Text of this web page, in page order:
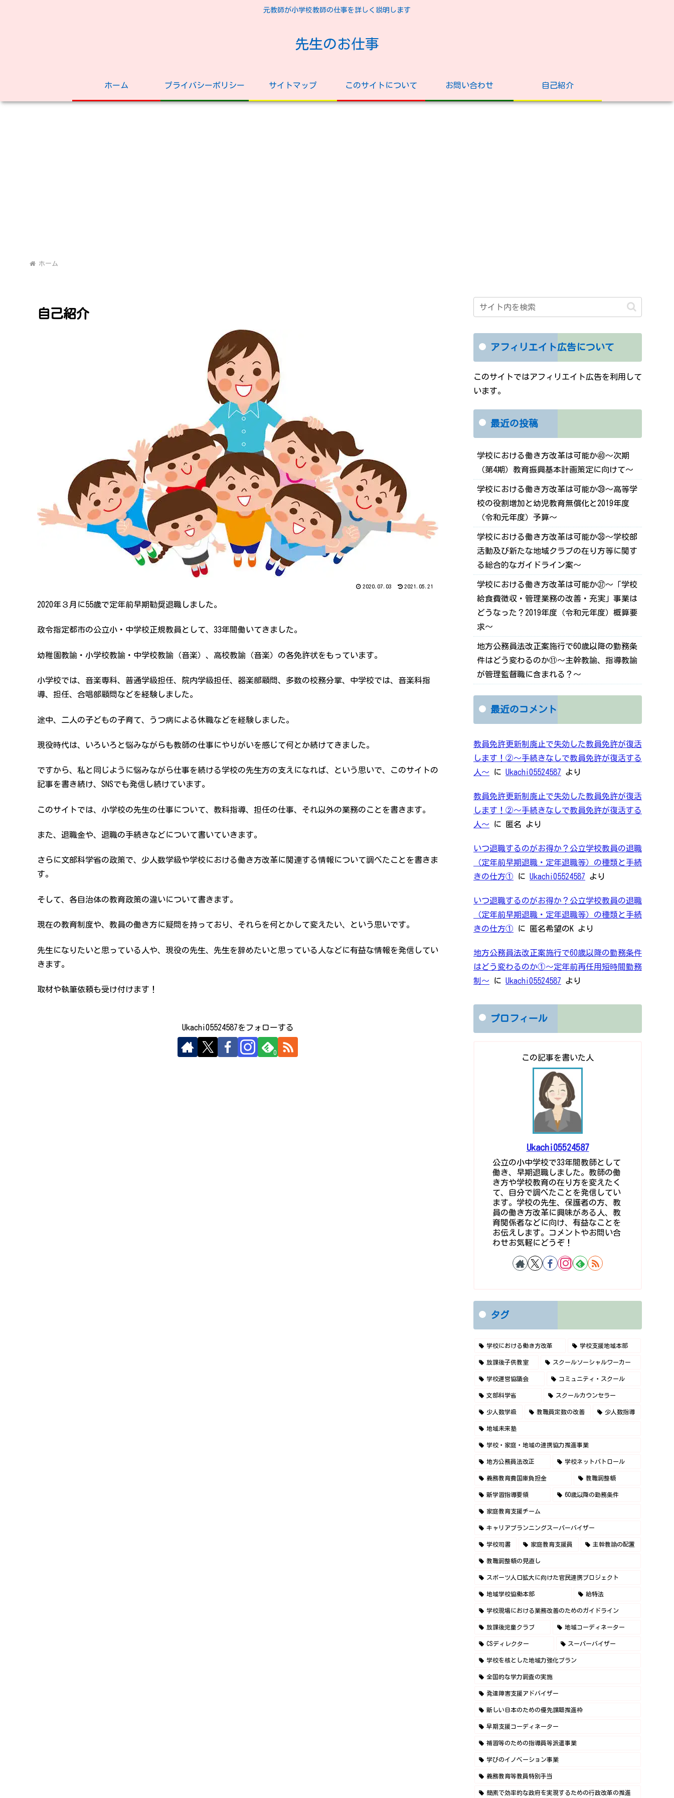
元教師が小学校教師の仕事を詳しく説明します
先生のお仕事
ホーム プライバシーポリシー サイトマップ このサイトについて お問い合わせ 自己紹介
ホーム
自己紹介
2020.07.03 2021.05.21
2020年３月に55歳で定年前早期勧奨退職しました。
政令指定都市の公立小・中学校正規教員として、33年間働いてきました。
幼稚園教諭・小学校教諭・中学校教諭（音楽）、高校教諭（音楽）の各免許状をもっています。
小学校では、音楽専科、普通学級担任、院内学級担任、器楽部顧問、多数の校務分掌、中学校では、音楽科指
導、担任、合唱部顧問などを経験しました。
途中、二人の子どもの子育て、うつ病による休職などを経験しました。
現役時代は、いろいろと悩みながらも教師の仕事にやりがいを感じて何とか続けてきました。
ですから、私と同じように悩みながら仕事を続ける学校の先生方の支えになれば、という思いで、このサイトの
記事を書き続け、SNSでも発信し続けています。
このサイトでは、小学校の先生の仕事について、教科指導、担任の仕事、それ以外の業務のことを書きます。
また、退職金や、退職の手続きなどについて書いていきます。
さらに文部科学省の政策で、少人数学級や学校における働き方改革に関連する情報について調べたことを書きま
す。
そして、各自治体の教育政策の違いについて書きます。
現在の教育制度や、教員の働き方に疑問を持っており、それらを何とかして変えたい、という思いです。
先生になりたいと思っている人や、現役の先生、先生を辞めたいと思っている人などに有益な情報を発信してい
きます。
取材や執筆依頼も受け付けます！
Ukachi05524587をフォローする
0
アフィリエイト広告について
このサイトではアフィリエイト広告を利用して
います。
最近の投稿
学校における働き方改革は可能か㊵～次期
（第4期）教育振興基本計画策定に向けて～
学校における働き方改革は可能か㊴～高等学
校の役割増加と幼児教育無償化と2019年度
（令和元年度）予算～
学校における働き方改革は可能か㊳～学校部
活動及び新たな地域クラブの在り方等に関す
る総合的なガイドライン案～
学校における働き方改革は可能か㊲～「学校
給食費徴収・管理業務の改善・充実」事業は
どうなった？2019年度（令和元年度）概算要
求～
地方公務員法改正案施行で60歳以降の勤務条
件はどう変わるのか⑪～主幹教諭、指導教諭
が管理監督職に含まれる？～
最近のコメント
教員免許更新制廃止で失効した教員免許が復活
します！②～手続きなしで教員免許が復活する
人～ に Ukachi05524587 より
教員免許更新制廃止で失効した教員免許が復活
します！②～手続きなしで教員免許が復活する
人～ に 匿名 より
いつ退職するのがお得か？公立学校教員の退職
（定年前早期退職・定年退職等）の種類と手続
きの仕方① に Ukachi05524587 より
いつ退職するのがお得か？公立学校教員の退職
（定年前早期退職・定年退職等）の種類と手続
きの仕方① に 匿名希望のK より
地方公務員法改正案施行で60歳以降の勤務条件
はどう変わるのか①～定年前再任用短時間勤務
制～ に Ukachi05524587 より
プロフィール
この記事を書いた人
Ukachi05524587
公立の小中学校で33年間教師として
働き、早期退職しました。教師の働
き方や学校教育の在り方を変えたく
て、自分で調べたことを発信してい
ます。学校の先生、保護者の方、教
員の働き方改革に興味がある人、教
育関係者などに向け、有益なことを
お伝えします。コメントやお問い合
わせお気軽にどうぞ！
タグ
学校における働き方改革 学校支援地域本部
放課後子供教室 スクールソーシャルワーカー
学校運営協議会 コミュニティ・スクール
文部科学省 スクールカウンセラー
少人数学級 教職員定数の改善 少人数指導
地域未来塾
学校・家庭・地域の連携協力推進事業
地方公務員法改正 学校ネットパトロール
義務教育費国庫負担金 教職調整額
新学習指導要領 60歳以降の勤務条件
家庭教育支援チーム
キャリアプランニングスーパーバイザー
学校司書 家庭教育支援員 主幹教諭の配置
教職調整額の見直し
スポーツ人口拡大に向けた官民連携プロジェクト
地域学校協働本部 給特法
学校現場における業務改善のためのガイドライン
放課後児童クラブ 地域コーディネーター
CSディレクター スーパーバイザー
学校を核とした地域力強化プラン
全国的な学力調査の実施
発達障害支援アドバイザー
新しい日本のための優先課題推進枠
早期支援コーディネーター
補習等のための指導員等派遣事業
学びのイノベーション事業
義務教育等教員特別手当
簡素で効率的な政府を実現するための行政改革の推進